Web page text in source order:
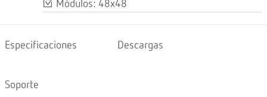
Módulos: 48x48
Especificaciones Descargas
Soporte